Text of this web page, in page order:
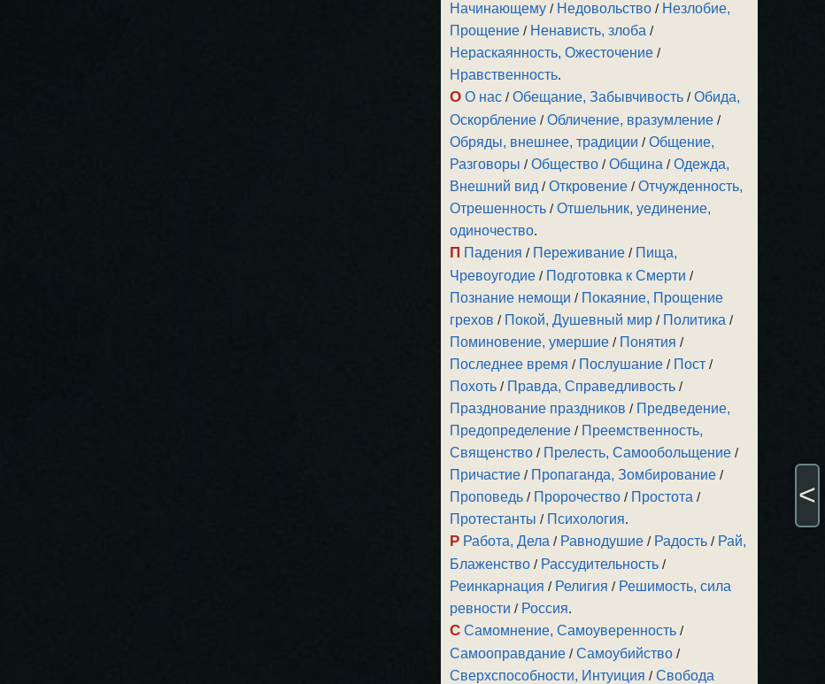
Начинающему / Недовольство / Незлобие,
Прощение / Ненависть, злоба /
Нераскаянность, Ожесточение /
Нравственность.
О О нас /Обещание, Забывчивость /Обида,
Оскорбление /Обличение, вразумление /
Обряды, внешнее, традиции /Общение,
Разговоры /Общество /Община /Одежда,
Внешний вид /Откровение /Отчужденность,
Отрешенность /Отшельник, уединение,
одиночество.
П Падения / Переживание / Пища,
Чревоугодие / Подготовка к Смерти /
Познание немощи / Покаяние, Прощение
грехов / Покой, Душевный мир / Политика /
Поминовение, умершие / Понятия /
Последнее время / Послушание / Пост /
Похоть / Правда, Справедливость /
Празднование праздников / Предведение,
Предопределение / Преемственность,
Священство / Прелесть, Самообольщение /
Причастие / Пропаганда, Зомбирование /
Проповедь / Пророчество / Простота /
Протестанты / Психология.
Р Работа, Дела / Равнодушие / Радость / Рай,
Блаженство / Рассудительность /
Реинкарнация / Религия / Решимость, сила
ревности / Россия.
С Самомнение, Самоуверенность /
Самооправдание /Самоубийство /
Сверхспособности, Интуиция /Свобода
<